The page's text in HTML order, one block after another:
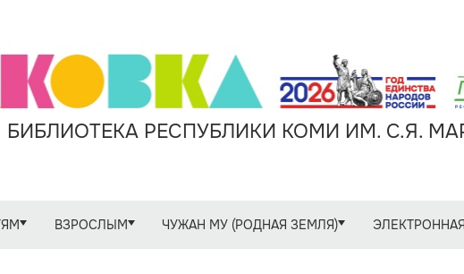
РЕСПУБЛИКИ КОМИ ИМ. С.Я.
ВЗРОСЛЫМ ЧУЖАН МУ (РОДНАЯ ЗЕМЛЯ)